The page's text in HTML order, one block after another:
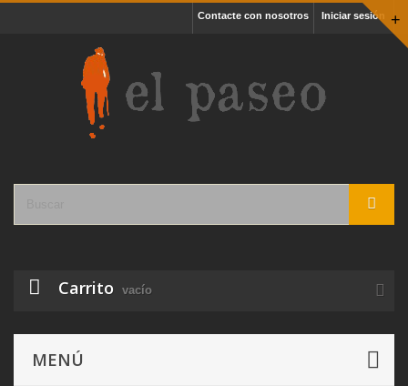
+
Iniciar sesión
Contacte con nosotros
Carrito vacío
MENÚ